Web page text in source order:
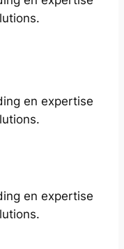
en expertise
en expertise